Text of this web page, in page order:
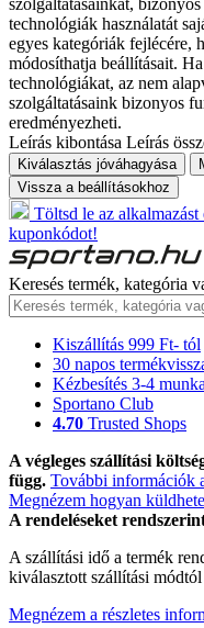
szolgáltatásainkat,
technológiák használatát
egyes kategóriák fejlécére,
módosíthatja beállításait.
technológiákat, az nem
szolgáltatásaink bizonyos
eredményezheti.
Leírás kibontása Leírás
Kiválasztás jóváhagyása
Vissza a beállításokhoz
Töltsd le az
kuponkódot!
Keresés termék, kategória
Kiszállítás 999 Ft- tól
30 napos
Kézbesítés 3-4
Sportano Club
4.70 Trusted Shops
A végleges szállítási
függ. További információk
Megnézem hogyan
A rendeléseket
A szállítási idő a termék
kiválasztott szállítási
Megnézem a részletes